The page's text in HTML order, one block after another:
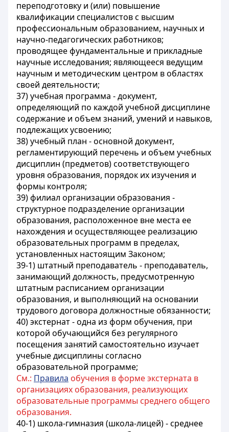
переподготовку и (или) повышение
квалификации специалистов с высшим
профессиональным образованием, научных и
научно-педагогических работников;
проводящее фундаментальные и прикладные
научные исследования; являющееся ведущим
научным и методическим центром в областях
своей деятельности;
37) учебная программа - документ,
определяющий по каждой учебной дисциплине
содержание и объем знаний, умений и навыков,
подлежащих усвоению;
38) учебный план - основной документ,
регламентирующий перечень и объем учебных
дисциплин (предметов) соответствующего
уровня образования, порядок их изучения и
формы контроля;
39) филиал организации образования -
структурное подразделение организации
образования, расположенное вне места ее
нахождения и осуществляющее реализацию
образовательных программ в пределах,
установленных настоящим Законом;
39-1) штатный преподаватель - преподаватель,
занимающий должность, предусмотренную
штатным расписанием организации
образования, и выполняющий на основании
трудового договора должностные обязанности;
40) экстернат - одна из форм обучения, при
которой обучающийся без регулярного
посещения занятий самостоятельно изучает
учебные дисциплины согласно
образовательной программе;
См.: Правила обучения в форме экстерната в
организациях образования, реализующих
образовательные программы среднего общего
образования.
40-1) школа-гимназия (школа-лицей) - среднее